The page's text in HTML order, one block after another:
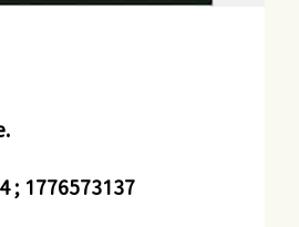
; 1776573137